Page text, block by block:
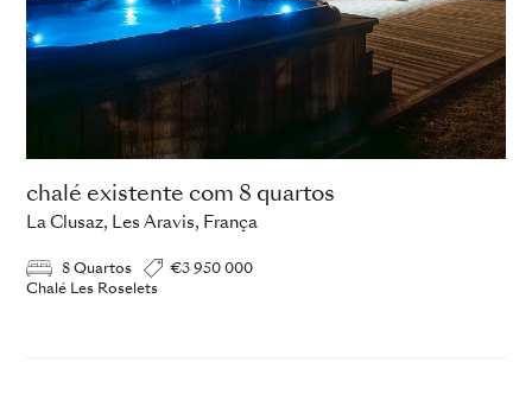
chalé existente com 8 quartos
La Clusaz, Les Aravis, França
8 Quartos
€3 950 000
Chalé Les Roselets